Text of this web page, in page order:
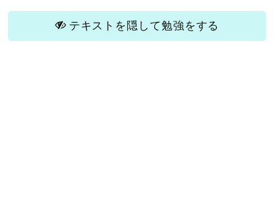
テキストを隠して勉強をする